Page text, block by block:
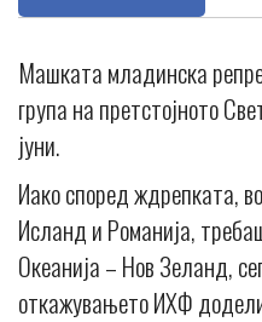
Машката младинска
група на претстојното
јуни.
Иако според ждрепката,
Исланд и Романија,
Океанија – Нов Зеланд,
откажувањето ИХФ